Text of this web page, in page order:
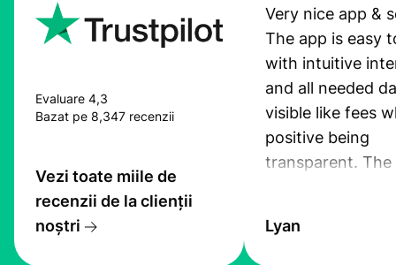
Evaluare 4,3
Bazat pe 8,347 recenzii
Vezi toate miile de
recenzii de la clienții
noștri
Very nice app &
The app is easy
with intuitive
and all needed
visible like fees
positive being
transparent. The
the exchange
Lyan